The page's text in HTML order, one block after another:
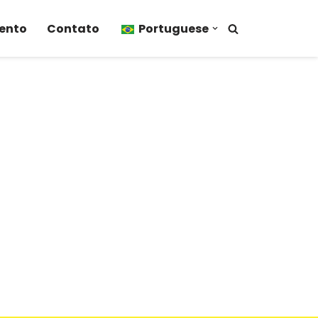
Contato Portuguese